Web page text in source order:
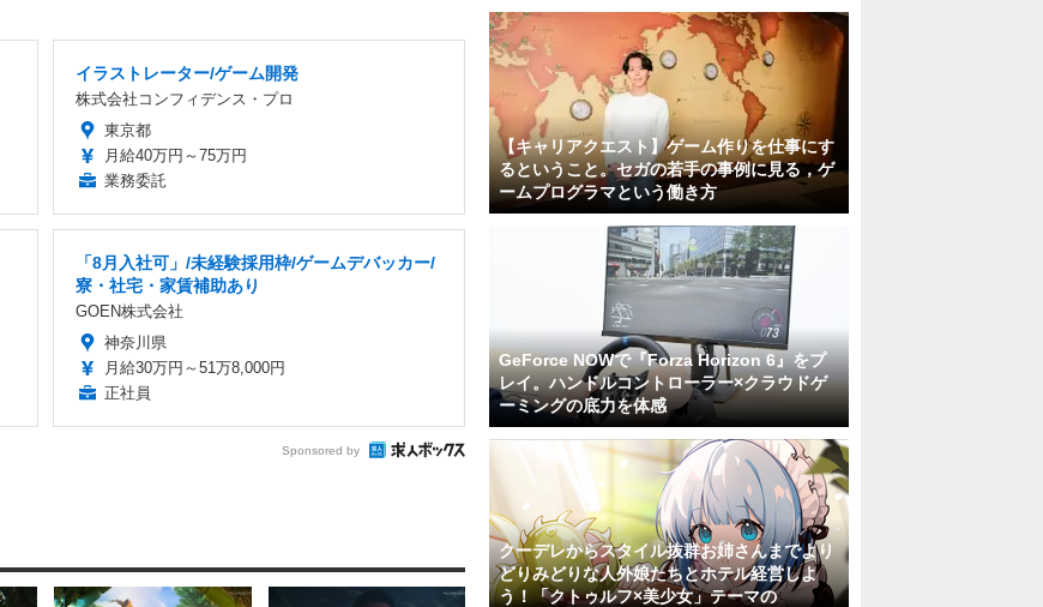
イラストレーター/ゲーム開発
株式会社コンフィデンス・プロ
東京都
月給40万円～75万円
業務委託
「8月入社可」/未経験採用枠/ゲームデバッカー/
寮・社宅・家賃補助あり
GOEN株式会社
神奈川県
月給30万円～51万8,000円
正社員
Sponsored by
【キャリアクエスト】ゲーム作りを仕事にす
るということ。セガの若手の事例に見る，ゲ
ームプログラマという働き方
GeForce NOWで『Forza Horizon 6』をプ
レイ。ハンドルコントローラー×クラウドゲ
ーミングの底力を体感
クーデレからスタイル抜群お姉さんまでより
どりみどりな人外娘たちとホテル経営しよ
う！「クトゥルフ×美少女」テーマの